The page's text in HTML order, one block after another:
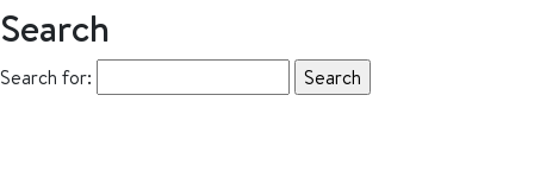
Search
Search for: